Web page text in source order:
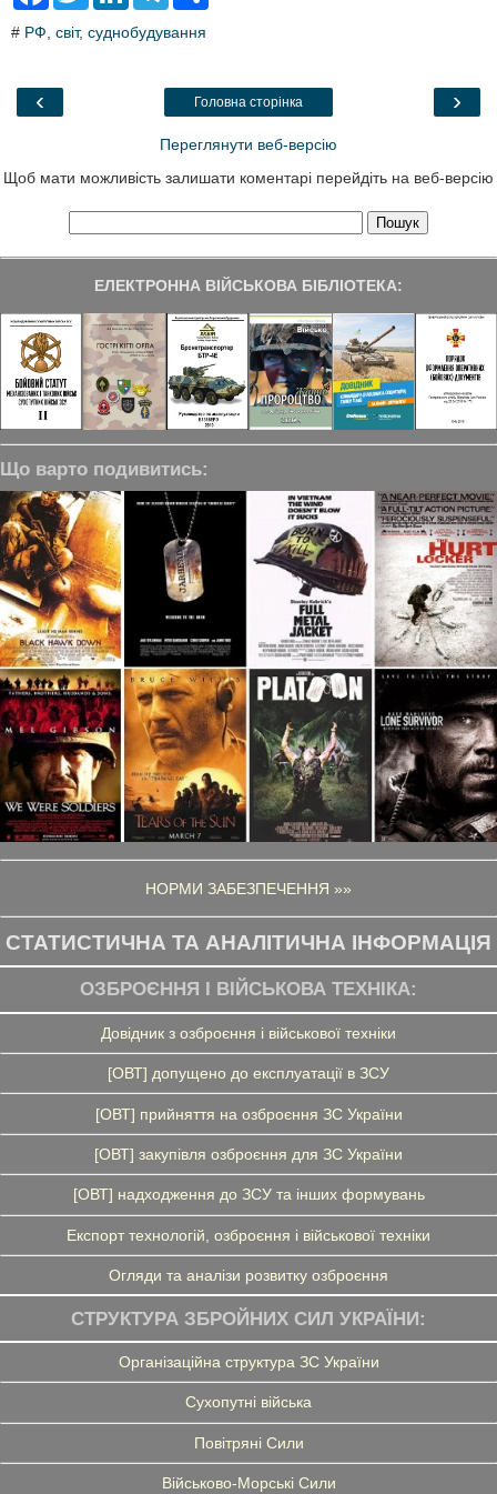
e
o
t
k
e
a
# РФ світ, суднобудування
‹ ›
Головна сторінка
Переглянути веб-версію
Щоб мати можливість залишати коментарі перейдіть на веб-версію
ЕЛЕКТРОННА ВІЙСЬКОВА БІБЛІОТЕКА:
Що варто подивитись:
НОРМИ ЗАБЕЗПЕЧЕННЯ »»
СТАТИСТИЧНА ТА АНАЛІТИЧНА ІНФОРМАЦІЯ
ОЗБРОЄННЯ І ВІЙСЬКОВА ТЕХНІКА:
Довідник з озброєння і військової техніки
[ОВТ] допущено до експлуатації в ЗСУ
[ОВТ] прийняття на озброєння ЗС України
[ОВТ] закупівля озброєння для ЗС України
[ОВТ] надходження до ЗСУ та інших формувань
Експорт технологій, озброєння і військової техніки
Огляди та аналізи розвитку озброєння
СТРУКТУРА ЗБРОЙНИХ СИЛ УКРАЇНИ:
Організаційна структура ЗС України
Сухопутні війська
Повітряні Сили
Військово-Морські Сили